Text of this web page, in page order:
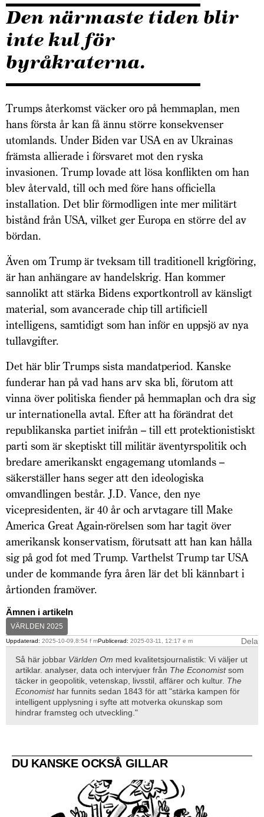
Den närmaste tiden blir
inte kul för
byråkraterna.
Trumps återkomst väcker oro på hemmaplan, men
hans första år kan få ännu större konsekvenser
utomlands. Under Biden var USA en av Ukrainas
främsta allierade i försvaret mot den ryska
invasionen. Trump lovade att lösa konflikten om han
blev återvald, till och med före hans officiella
installation. Det blir förmodligen inte mer militärt
bistånd från USA, vilket ger Europa en större del av
bördan.
Även om Trump är tveksam till traditionell krigföring,
är han anhängare av handelskrig. Han kommer
sannolikt att stärka Bidens exportkontroll av känsligt
material, som avancerade chip till artificiell
intelligens, samtidigt som han inför en uppsjö av nya
tullavgifter.
Det här blir Trumps sista mandatperiod. Kanske
funderar han på vad hans arv ska bli, förutom att
vinna över politiska fiender på hemmaplan och dra sig
ur internationella avtal. Efter att ha förändrat det
republikanska partiet inifrån – till ett protektionistiskt
parti som är skeptiskt till militär äventyrspolitik och
bredare amerikanskt engagemang utomlands –
säkerställer hans seger att den ideologiska
omvandlingen består. J.D. Vance, den nye
vicepresidenten, är 40 år och arvtagare till Make
America Great Again-rörelsen som har tagit över
amerikansk konservatism, förutsatt att han kan hålla
sig på god fot med Trump. Varthelst Trump tar USA
under de kommande fyra åren lär det bli kännbart i
årtionden framöver.
Ämnen i artikeln
VÄRLDEN 2025
Uppdaterad: 2025-10-09,8:54 f mPublicerad: 2025-03-11, 12:17 e m
Dela
Så här jobbar Världen Om med kvalitetsjournalistik: Vi väljer ut
artiklar. analyser, data och intervjuer från The Economistsom
täcker in geopolitik, vetenskap, livsstil, affärer och kultur. The
Economisthar funnits sedan 1843 för att "stärka kampen för
intelligent upplysning i syfte att motverka okunskap som
hindrar framsteg och utveckling."
DU KANSKE OCKSÅ GILLAR